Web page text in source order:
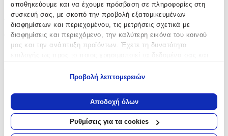
αποθηκεύουμε και να έχουμε πρόσβαση σε πληροφορίες στη
συσκευή σας, με σκοπό την προβολή εξατομικευμένων
διαφημίσεων και περιεχομένου, τις μετρήσεις σχετικά με
διαφημίσεις και περιεχόμενο, την καλύτερη εικόνα του κοινού
μας και την ανάπτυξη προϊόντων. Έχετε τη δυνατότητα
Να συλλέξουμε πληροφορίες σχετικά με τη γεωγραφική
σας τοποθεσία, οι οποίες μπορεί να είναι ακριβείς σε
απόσταση μερικών μέτρων
Να αναγνωρίσουμε τη συσκευή σας σαρώνοντας ενεργά
Προβολή λεπτομερειών
Αποδοχή όλων
Ρυθμίσεις για τα cookies
Χαρακτηριστικά
Τύπος:
Κατασκευαστής
Monogram International, Inc